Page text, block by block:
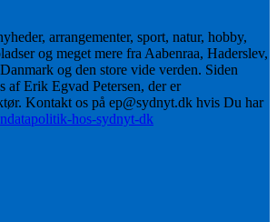
arrangementer, sport, natur, hobby,
og meget mere fra Aabenraa, Haderslev,
og den store vide verden. Siden
af Erik Egvad Petersen, der er
Kontakt os på ep@sydnyt.dk hvis Du har
hos-sydnyt-dk